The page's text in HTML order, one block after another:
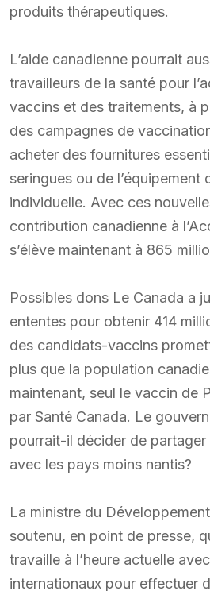
produits thérapeutiques.
L’aide canadienne pourrait
travailleurs de la santé pour
vaccins et des traitements, à
des campagnes de
acheter des fournitures
seringues ou de l’équipement
individuelle. Avec ces
contribution canadienne à
s’élève maintenant à 865
Possibles dons Le Canada a
ententes pour obtenir 414
des candidats-vaccins
plus que la population
maintenant, seul le vaccin de
par Santé Canada. Le
pourrait-il décider de
avec les pays moins nantis?
La ministre du
soutenu, en point de presse,
travaille à l’heure actuelle
internationaux pour effectuer